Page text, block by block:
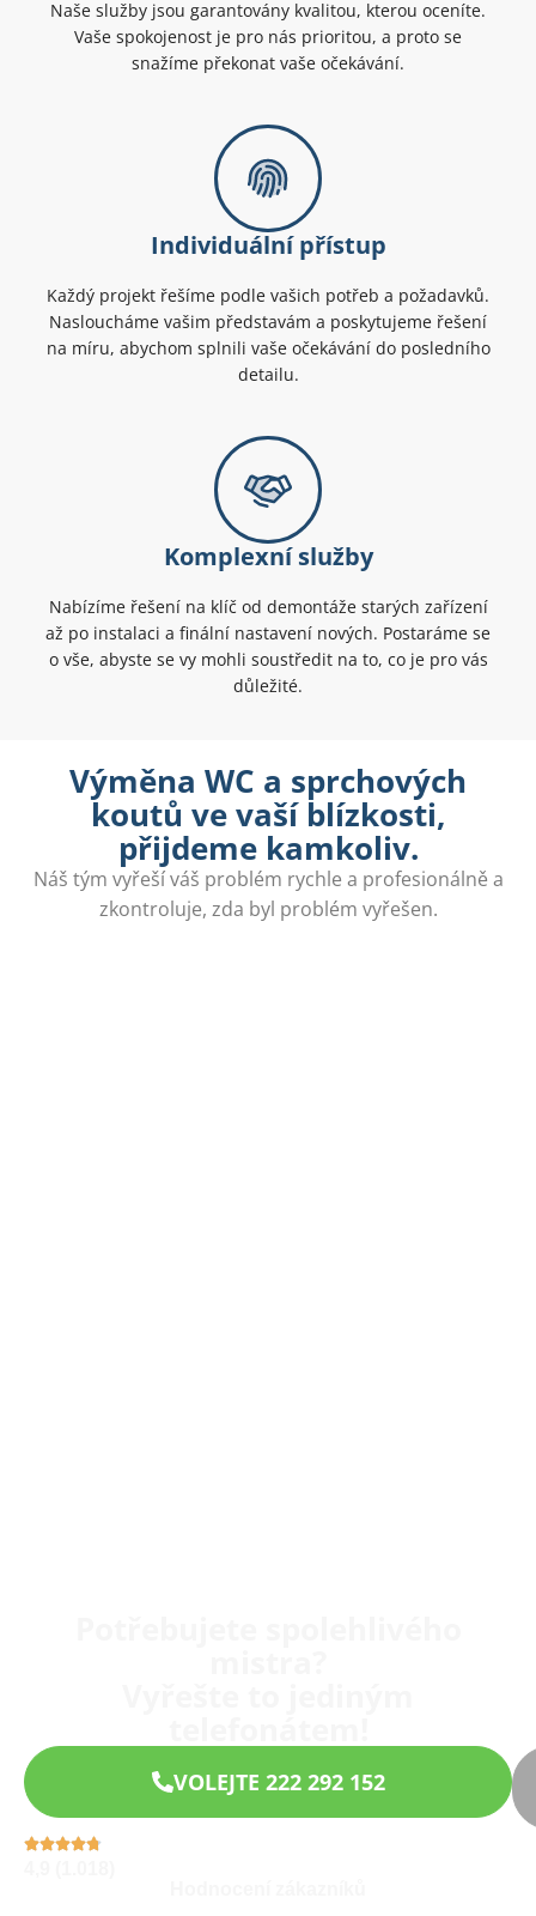
Naše služby jsou garantovány kvalitou, kterou oceníte.
Vaše spokojenost je pro nás prioritou, a proto se
snažíme překonat vaše očekávání.
Individuální přístup
Každý projekt řešíme podle vašich potřeb a požadavků.
Nasloucháme vašim představám a poskytujeme řešení
na míru, abychom splnili vaše očekávání do posledního
detailu.
Komplexní služby
Nabízíme řešení na klíč od demontáže starých zařízení
až po instalaci a finální nastavení nových. Postaráme se
o vše, abyste se vy mohli soustředit na to, co je pro vás
důležité.
Výměna WC a sprchových
koutů ve vaší blízkosti,
přijdeme kamkoliv.
Náš tým vyřeší váš problém rychle a profesionálně a
zkontroluje, zda byl problém vyřešen.
VOLEJTE 222 292 152